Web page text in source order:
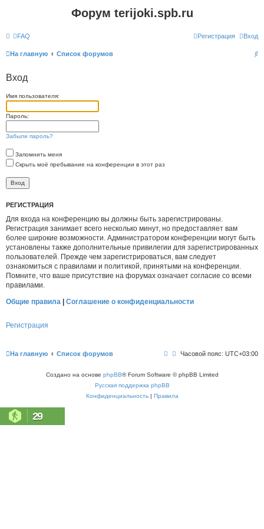
Форум terijoki.spb.ru
FAQ Вход
Регистрация
На главную Список форумов
П
Вход
Имя пользователя:
Пароль:
Забыли пароль?
Запомнить меня
Скрыть моё пребывание на конференции в этот раз
РЕГИСТРАЦИЯ
Для входа на конференцию вы должны быть зарегистрированы.
Регистрация занимает всего несколько минут, но предоставляет вам
более широкие возможности. Администратором конференции могут быть
установлены также дополнительные привилегии для зарегистрированных
пользователей. Прежде чем зарегистрироваться, вам следует
ознакомиться с правилами и политикой, принятыми на конференции.
Помните, что ваше присутствие на форумах означает согласие со всеми
правилами.
Общие правила | Соглашение о конфиденциальности
Регистрация
На главную Список форумов Часовой пояс: UTC+03:00
Создано на основе phpBB® Forum Software © phpBB Limited
Русская поддержка phpBB
Конфиденциальность| Правила
29